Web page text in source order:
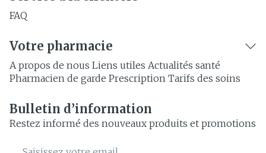
FAQ
Votre pharmacie
A propos de nous Liens utiles Actualités santé
Pharmacien de garde Prescription Tarifs des soins
Bulletin d’information
Restez informé des nouveaux produits et promotions
Adresse mail